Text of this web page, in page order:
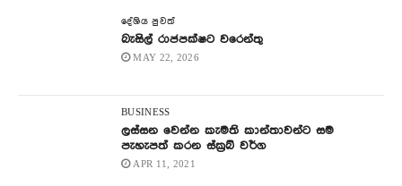
දේශිය පුවත්
බැසිල් රාජපක්ෂට වරෙන්තු
MAY 22, 2026
BUSINESS
ලස්සන වෙන්න කැමති කාන්තාවන්ට සම
පැහැපත් කරන ස්ක්‍රබ් වර්ග
APR 11, 2021